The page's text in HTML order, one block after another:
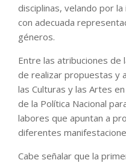
disciplinas, velando por
con adecuada
géneros.
Entre las atribuciones de
de realizar propuestas y
las Culturas y las Artes
de la Política Nacional
labores que apuntan a
diferentes
Cabe señalar que la